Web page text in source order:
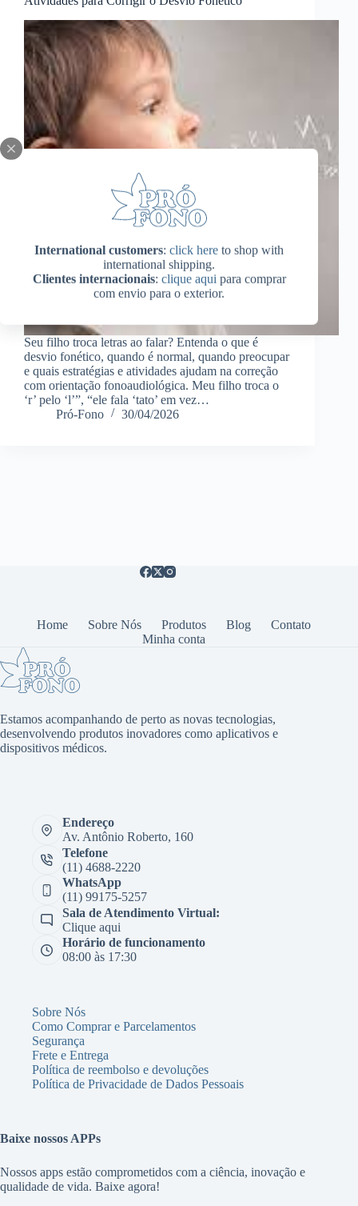
International customers: click here to shop with
international shipping.
Clientes internacionais: clique aqui para comprar
com envio para o exterior.
Seu filho troca letras ao falar? Entenda o que é
desvio fonético, quando é normal, quando preocupar
e quais estratégias e atividades ajudam na correção
com orientação fonoaudiológica. Meu filho troca o
‘r’ pelo ‘l’”, “ele fala ‘tato’ em vez…
Pró-Fono
30/04/2026
Home Sobre Nós Produtos Blog
Contato
Minha conta
Estamos acompanhando de perto as novas tecnologias,
desenvolvendo produtos inovadores como aplicativos e
dispositivos médicos.
Endereço
Av. Antônio Roberto, 160
Telefone
(11) 4688-2220
WhatsApp
(11) 99175-5257
Sala de Atendimento Virtual:
Clique aqui
Horário de funcionamento
08:00 às 17:30
Sobre Nós
Como Comprar e Parcelamentos
Segurança
Frete e Entrega
Política de reembolso e devoluções
Política de Privacidade de Dados Pessoais
Baixe nossos APPs
Nossos apps estão comprometidos com a ciência, inovação e
qualidade de vida. Baixe agora!